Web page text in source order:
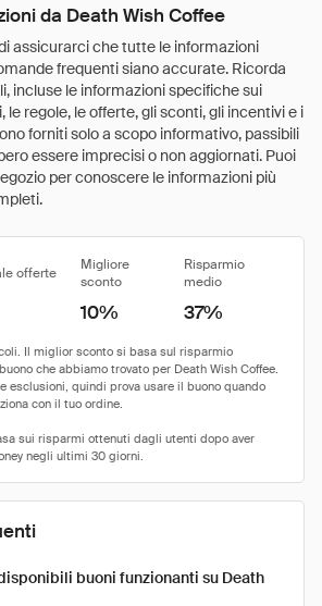
da Death Wish Coffee
assicurarci che tutte le informazioni
frequenti siano accurate. Ricorda
incluse le informazioni specifiche sui
le regole, le offerte, gli sconti, gli incentivi e i
forniti solo a scopo informativo, passibili
essere imprecisi o non aggiornati. Puoi
per conoscere le informazioni più
offerte
Migliore
sconto
Risparmio
medio
10% 37%
buoni funzionanti su Death